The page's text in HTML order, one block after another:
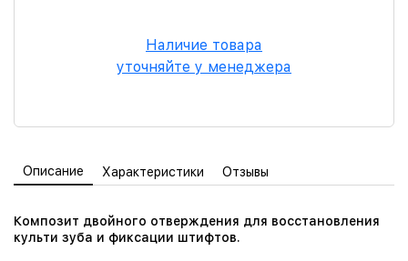
Наличие товара
уточняйте у менеджера
Описание Характеристики Отзывы
Композит двойного отверждения для восстановления
культи зуба и фиксации штифтов.